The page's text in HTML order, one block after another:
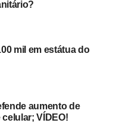
mil em estátua do
aumento de
VÍDEO!